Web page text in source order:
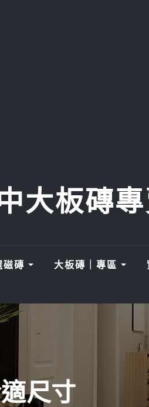
大板磚
磁磚 大板磚｜專區
尺寸